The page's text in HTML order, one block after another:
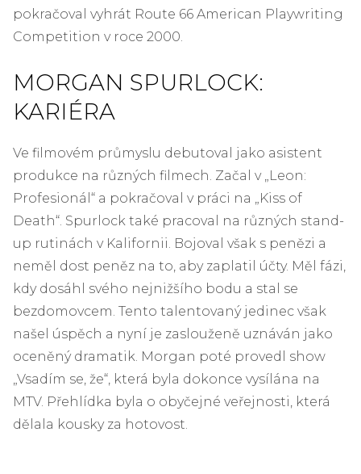
pokračoval vyhrát Route 66 American Playwriting
Competition v roce 2000.
MORGAN SPURLOCK:
KARIÉRA
Ve filmovém průmyslu debutoval jako asistent
produkce na různých filmech. Začal v „Leon:
Profesionál“ a pokračoval v práci na „Kiss of
Death“. Spurlock také pracoval na různých stand-
up rutinách v Kalifornii. Bojoval však s penězi a
neměl dost peněz na to, aby zaplatil účty. Měl fázi,
kdy dosáhl svého nejnižšího bodu a stal se
bezdomovcem. Tento talentovaný jedinec však
našel úspěch a nyní je zaslouženě uznáván jako
oceněný dramatik. Morgan poté provedl show
„Vsadím se, že“, která byla dokonce vysílána na
MTV. Přehlídka byla o obyčejné veřejnosti, která
dělala kousky za hotovost.